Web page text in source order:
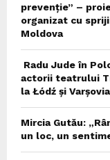
prevenție” –
organizat cu
Moldova
Radu Jude în
actorii teatrului
la Łódź și Varșovia
Mircia Gutău:
un loc, un